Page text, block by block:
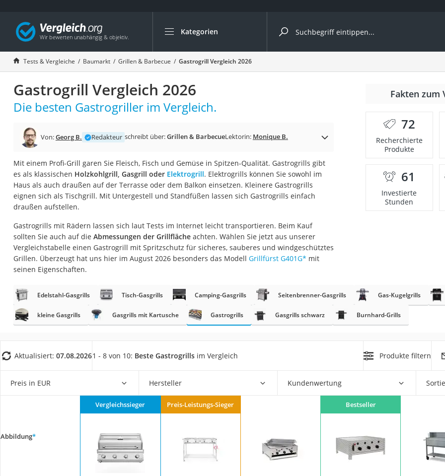
Kategorien
Die beliebtesten Vergleiche nach Kategorie
Baumarkt
Tresor feuerfest
Makita-Akku-Rasenmäher
Kappsäge
Smartes Türschloss
Akku-Rasentrimmer
Split-Klimaanlage 2 Innengeräte
Pelletofen
Bohrmaschine
Fliesenschneider
Hochdruckreiniger
Doppelschleifer
Benzinrasenmäher mit Elektrostart
Akku-Laubsauger
Löschdecke
Winterharte Palmen
Service
Tests & Vergleiche Baumarkt Grillen & Barbecue Gastrogrill Vergleich 2026
Gastrogrill Vergleich 2026
Die besten Gastrogriller im Vergleich.
Von:Georg B. Redakteur schreibt über:Grillen & BarbecueLektorin: Monique B.
Mit einem Profi-Grill garen Sie Fleisch, Fisch und Gemüse in Spitzen-Qualität. Gastrogrills gibt
es als klassischen Holzkohlgrill, Gasgrill oder Elektrogrill. Elektrogrills können Sie sowohl im
Haus als auch draußen auf der Terrasse oder dem Balkon einsetzen. Kleinere Gastrogrills
eignen sich als Tischgrill. Mit Untergestell und Standfüßen lassen sich Gastrogrills einfach
draußen aufstellen.
Gastrogrills mit Rädern lassen sich laut Tests im Internet leicht transportieren. Beim Kauf
sollten Sie auch auf die Abmessungen der Grillfläche achten. Wählen Sie jetzt aus unserer
Vergleichstabelle einen Gastrogrill mit Spritzschutz für sicheres, sauberes und windgeschütztes
Grillen. Überzeugt hat uns hier im August 2026 besonders das Modell Grillfürst G401G* mit
seinen Eigenschaften.
Fakten zum
72
Recherchierte
Produkte
61
Investierte
Stunden
Edelstahl-Gasgrills Tisch-Gasgrills Camping-Gasgrills Seitenbrenner-Gasgrills Gas-Kugelgrills
kleine Gasgrills Gasgrills mit Kartusche Gastrogrills Gasgrills schwarz Burnhard-Grills
Aktualisiert: 07.08.20261 - 8 von 10: Beste Gastrogrills im Vergleich Produkte filtern
Preis in EUR Hersteller Kundenwertung
Abbildung*
Vergleichssieger Preis-Leistungs-Sieger Bestseller